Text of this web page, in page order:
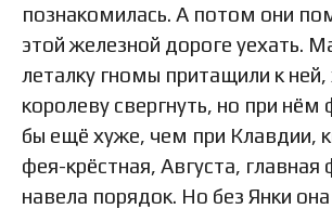
познакомилась. А потом они
этой железной дороге уехать.
леталку гномы притащили к ней,
королеву свергнуть, но при
бы ещё хуже, чем при Клавдии,
фея-крёстная, Августа, главная
навела порядок. Но без Янки